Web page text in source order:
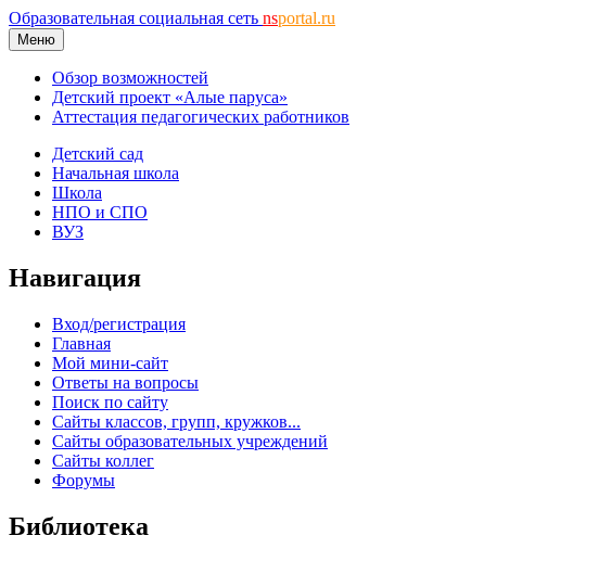
Образовательная социальная сеть nsportal.ru
Меню
Обзор возможностей
Детский проект «Алые паруса»
Аттестация педагогических работников
Детский сад
Начальная школа
Школа
НПО и СПО
ВУЗ
Навигация
Вход/регистрация
Главная
Мой мини-сайт
Ответы на вопросы
Поиск по сайту
Сайты классов, групп, кружков...
Сайты образовательных учреждений
Сайты коллег
Форумы
Библиотека